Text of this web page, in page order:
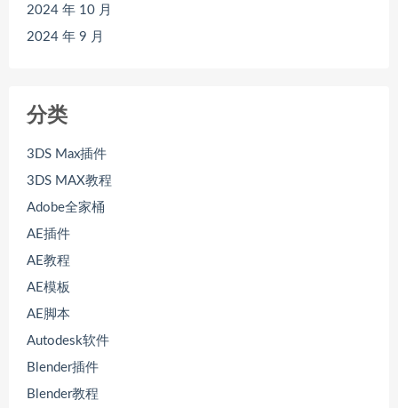
2024 年 10 月
2024 年 9 月
分类
3DS Max插件
3DS MAX教程
Adobe全家桶
AE插件
AE教程
AE模板
AE脚本
Autodesk软件
Blender插件
Blender教程